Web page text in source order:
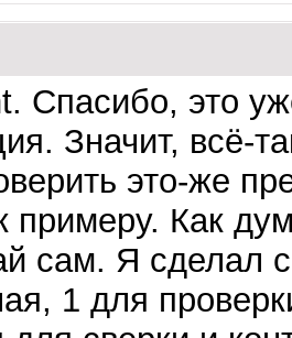
Спасибо, это
Значит, всё-
это-же
примеру. Как
сам. Я сделал
1 для